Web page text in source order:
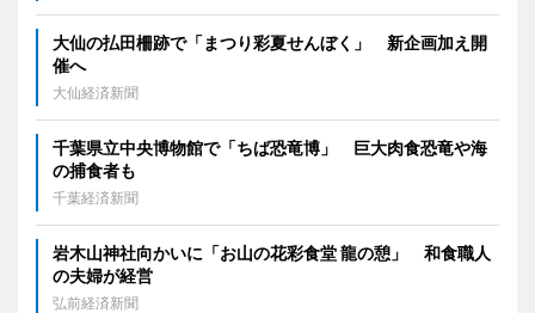
大仙の払田柵跡で「まつり彩夏せんぼく」 新企画加え開
催へ
大仙経済新聞
千葉県立中央博物館で「ちば恐竜博」 巨大肉食恐竜や海
の捕食者も
千葉経済新聞
岩木山神社向かいに「お山の花彩食堂 龍の憩」 和食職人
の夫婦が経営
弘前経済新聞